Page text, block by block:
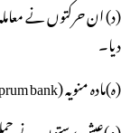
دیا۔
(ہ)مادہ منویہ (Sprum bank )کی دکانیں کھول دی گئیں۔